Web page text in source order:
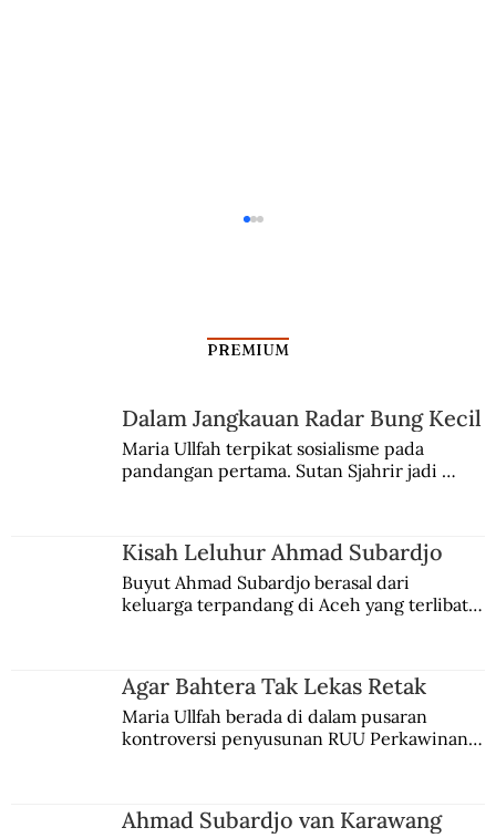
Mereka yang Memihak Pramoedya
PREMIUM
Dalam Jangkauan Radar Bung Kecil
Maria Ullfah terpikat sosialisme pada
pandangan pertama. Sutan Sjahrir jadi
Kisah Leluhur Ahmad Subardjo
Buyut Ahmad Subardjo berasal dari
keluarga terpandang di Aceh yang terlibat
Agar Bahtera Tak Lekas Retak
Maria Ullfah berada di dalam pusaran
kontroversi penyusunan RUU Perkawinan.
Ahmad Subardjo van Karawang